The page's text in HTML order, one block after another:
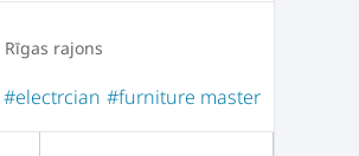
Rīgas rajons
#electrcian #furniture master